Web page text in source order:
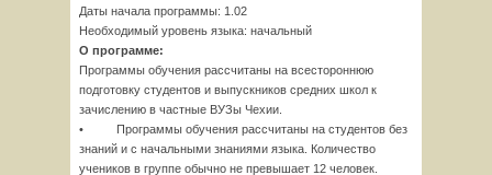
Даты начала программы: 1.02
Необходимый уровень языка: начальный
О программе:
Программы обучения рассчитаны на всестороннюю
подготовку студентов и выпускников средних школ к
зачислению в частные ВУЗы Чехии.
• Программы обучения рассчитаны на студентов без
знаний и с начальными знаниями языка. Количество
учеников в группе обычно не превышает 12 человек.